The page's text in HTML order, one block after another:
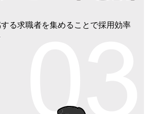
る求職者を集めることで採用効率